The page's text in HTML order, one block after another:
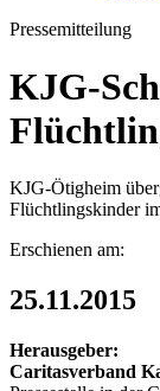
Pressemitteilung
KJG-
KJG-Ötigheim
Flüchtlingskinder
Erschienen am:
25.11.2015
Herausgeber:
Caritasverband